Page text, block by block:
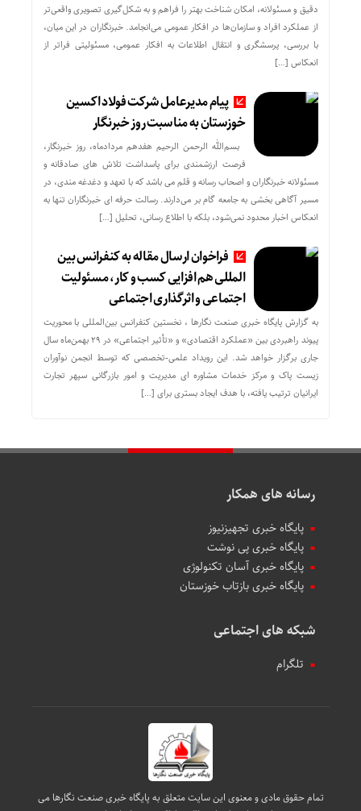
دقیق و مسئولانه، امکان شناخت بهتر را فراهم و به شکل‌گیری تصویری واقعی‌تر
از عملکرد افراد و سازمان‌ها در افکار عمومی می‌انجامد. خبرنگاران در این میان،
با بررسی، پرسشگری و انتقال اطلاعات به افکار عمومی، مسئولیتی فراتر از
انعکاس […]
پیام مدیرعامل شرکت فولاد اکسین
خوزستان به مناسبت روز خبرنگار
بسم‌الله الرحمن الرحیم هفدهم مردادماه، روز خبرنگار،
فرصت ارزشمندی برای پاسداشت تلاش‌ های صادقانه و
مسئولانه خبرنگاران و اصحاب رسانه و قلم می باشد که با تعهد و دغدغه‌ مندی، در
مسیر آگاهی‌ بخشی به جامعه گام بر می‌دارند. رسالت حرفه‌ ای خبرنگاران تنها به
انعکاس اخبار محدود نمی‌شود، بلکه با اطلاع رسانی، تحلیل […]
فراخوان ارسال مقاله به کنفرانس بین
المللی هم افزایی کسب و کار، مسئولیت
اجتماعی و اثرگذاری اجتماعی
به گزارش پایگاه خبری صنعت نگارها ، نخستین کنفرانس بین‌المللی با محوریت
پیوند راهبردی بین «عملکرد اقتصادی» و «تأثیر اجتماعی» در ۲۹ بهمن‌ماه سال
جاری برگزار خواهد شد. این رویداد علمی-تخصصی که توسط انجمن نوآوران
زیست پاک و مرکز خدمات مشاوره ای مدیریت و امور بازرگانی سپهر تجارت
ایرانیان ترتیب یافته، با هدف ایجاد بستری برای […]
رسانه های همکار
پایگاه خبری تجهیزنیوز
پایگاه خبری پی نوشت
پایگاه خبری آسان تکنولوژی
پایگاه خبری بازتاب خوزستان
شبکه های اجتماعی
تلگرام
تمام حقوق مادی و معنوی این سایت متعلق به پایگاه خبری صنعت نگارها می